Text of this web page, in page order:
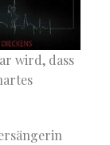
wird, dass